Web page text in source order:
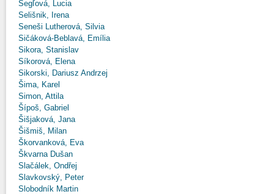
Segľová, Lucia
Selišnik, Irena
Seneši Lutherová, Silvia
Sičáková-Beblavá, Emília
Sikora, Stanislav
Síkorová, Elena
Sikorski, Dariusz Andrzej
Šima, Karel
Simon, Attila
Šípoš, Gabriel
Šišjaková, Jana
Šišmiš, Milan
Škorvanková, Eva
Škvarna Dušan
Slačálek, Ondřej
Slavkovský, Peter
Slobodník Martin